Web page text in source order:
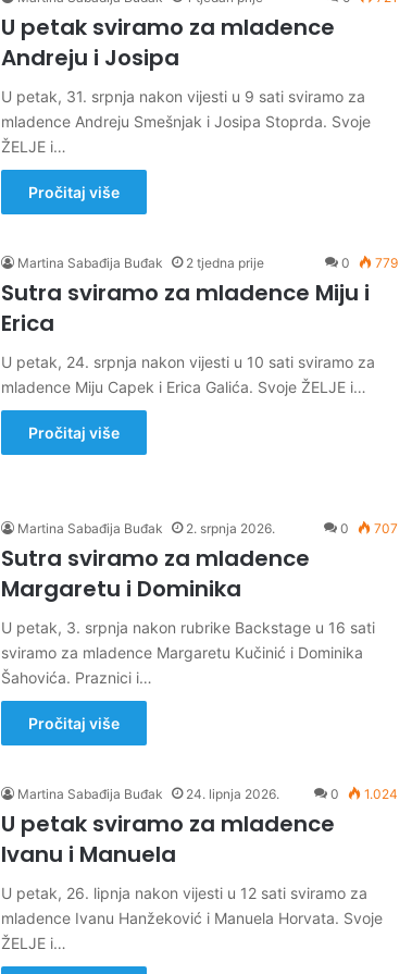
U petak sviramo za mladence
Andreju i Josipa
U petak, 31. srpnja nakon vijesti u 9 sati sviramo za
mladence Andreju Smešnjak i Josipa Stoprda. Svoje
ŽELJE i…
Pročitaj više
Martina Sabađija Buđak 2 tjedna prije 0 779
Sutra sviramo za mladence Miju i
Erica
U petak, 24. srpnja nakon vijesti u 10 sati sviramo za
mladence Miju Capek i Erica Galića. Svoje ŽELJE i…
Pročitaj više
Martina Sabađija Buđak 2. srpnja 2026. 0 707
Sutra sviramo za mladence
Margaretu i Dominika
U petak, 3. srpnja nakon rubrike Backstage u 16 sati
sviramo za mladence Margaretu Kučinić i Dominika
Šahovića. Praznici i…
Pročitaj više
Martina Sabađija Buđak 24. lipnja 2026. 0 1.024
U petak sviramo za mladence
Ivanu i Manuela
U petak, 26. lipnja nakon vijesti u 12 sati sviramo za
mladence Ivanu Hanžeković i Manuela Horvata. Svoje
ŽELJE i…